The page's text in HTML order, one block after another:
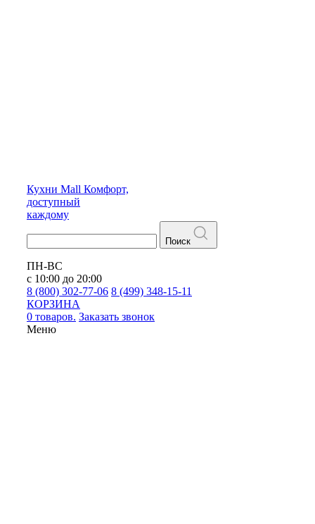
Кухни Mall Комфорт,
доступный
каждому
Поиск
ПН-ВС
с 10:00 до 20:00
8 (800) 302-77-06 8 (499) 348-15-11
КОРЗИНА
0 товаров. Заказать звонок
Меню